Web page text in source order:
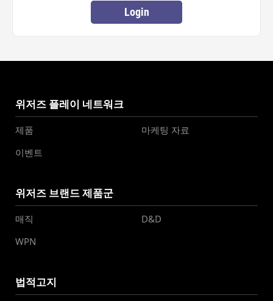
Login
위저즈 플레이 네트워크
제품
마케팅 자료
이벤트
위저즈 브랜드 제품군
매직
D&D
WPN
법적고지